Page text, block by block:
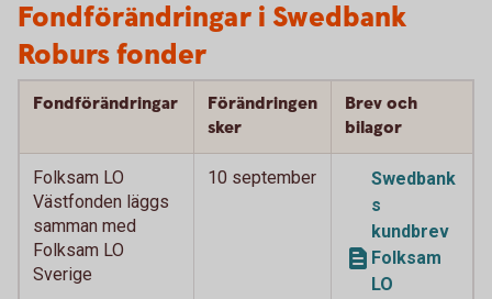
Fondförändringar i Swedbank
Roburs fonder
Fondförändringar
Förändringen
sker
Brev och
bilagor
Folksam LO
Västfonden läggs
samman med
Folksam LO
Sverige
10 september
Swedbank
s
kundbrev
Folksam
LO